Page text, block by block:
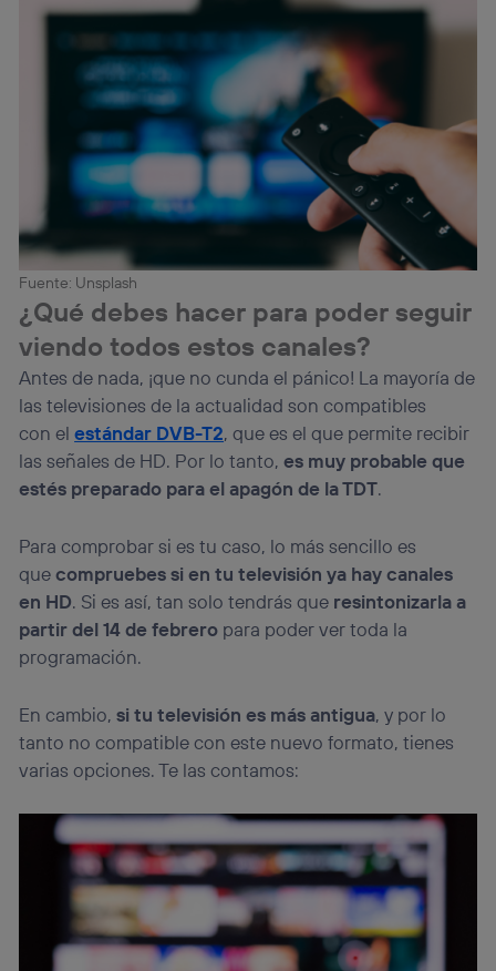
Fuente: Unsplash
¿Qué debes hacer para poder seguir
viendo todos estos canales?
Antes de nada, ¡que no cunda el pánico! La mayoría de
las televisiones de la actualidad son compatibles
con elestándar DVB-T2, que es el que permite recibir
las señales de HD. Por lo tanto,es muy probable que
estés preparado para el apagón de la TDT.
Para comprobar si es tu caso, lo más sencillo es
quecompruebes si en tu televisión ya hay canales
en HD. Si es así, tan solo tendrás que resintonizarla a
partir del 14 de febrero para poder ver toda la
programación.
En cambio,si tu televisión es más antigua, y por lo
tanto no compatible con este nuevo formato, tienes
varias opciones. Te las contamos: